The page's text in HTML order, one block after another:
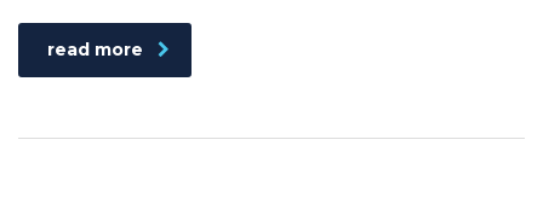
read more